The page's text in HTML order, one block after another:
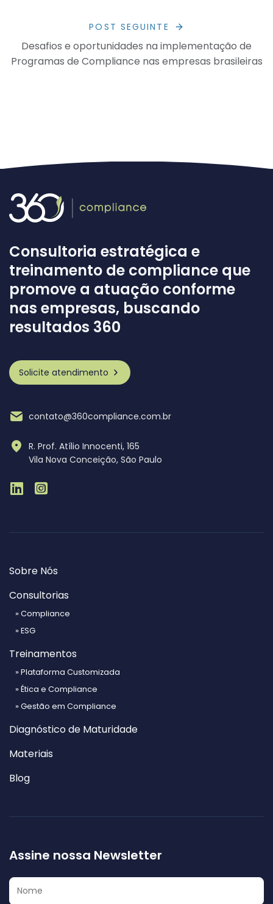
POST SEGUINTE
Desafios e oportunidades na implementação de
Programas de Compliance nas empresas brasileiras
Sobre Nós
Consultorias
» Compliance
» ESG
Treinamentos
» Plataforma Customizada
» Ética e Compliance
» Gestão em Compliance
Diagnóstico de Maturidade
Materiais
Blog
Consultoria estratégica e
treinamento de compliance que
promove a atuação conforme
nas empresas, buscando
resultados 360
Solicite atendimento
contato@360compliance.com.br
R. Prof. Atílio Innocenti, 165
Vila Nova Conceição, São Paulo
Assine nossa Newsletter